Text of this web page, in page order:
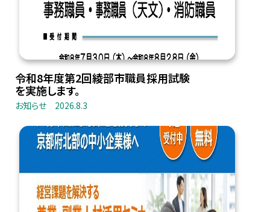
令和8年度第2回綾部市職員採用試験
を実施します。
お知らせ 2026.8.3